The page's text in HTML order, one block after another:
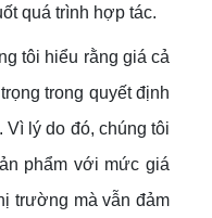
quá trình hợp tác.
tôi hiểu rằng giá cả
trong quyết định
Vì lý do đó, chúng tôi
phẩm với mức giá
trường mà vẫn đảm